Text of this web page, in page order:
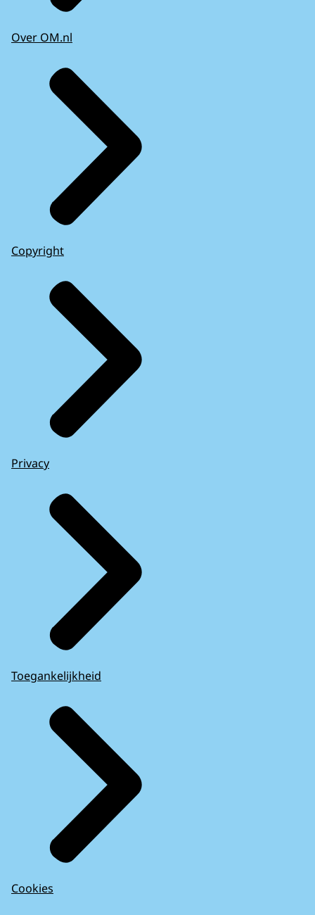
Over OM.nl
Copyright
Privacy
Toegankelijkheid
Cookies